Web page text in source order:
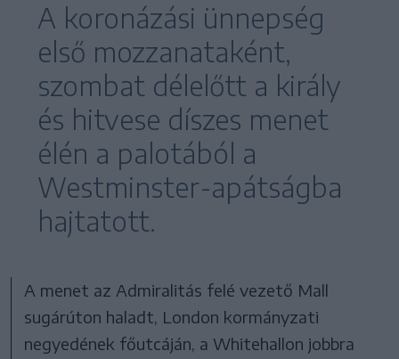
A koronázási ünnepség
első mozzanataként,
szombat délelőtt a király
és hitvese díszes menet
élén a palotából a
Westminster-apátságba
hajtatott.
A menet az Admiralitás felé vezető Mall
sugárúton haladt, London kormányzati
negyedének főutcáján, a Whitehallon jobbra